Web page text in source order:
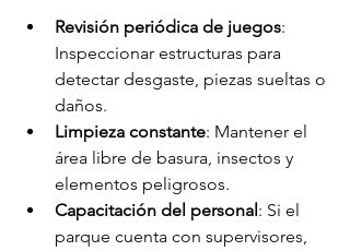
Revisión periódica de juegos:
Inspeccionar estructuras para
detectar desgaste, piezas sueltas o
daños.
Limpieza constante: Mantener el
área libre de basura, insectos y
elementos peligrosos.
Capacitación del personal: Si el
parque cuenta con supervisores,